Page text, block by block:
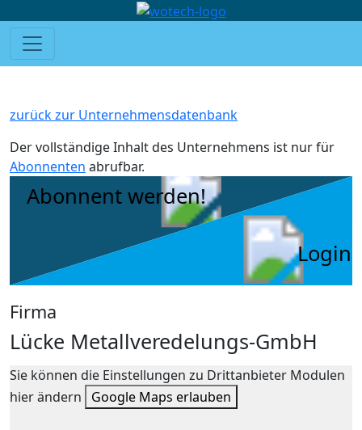
zurück zur Unternehmensdatenbank
Der vollständige Inhalt des Unternehmens ist nur für
Abonnenten abrufbar.
Abonnent werden!
Login
Firma
Lücke Metallveredelungs-GmbH
Sie können die Einstellungen zu Drittanbieter Modulen
hier ändern
Google Maps erlauben